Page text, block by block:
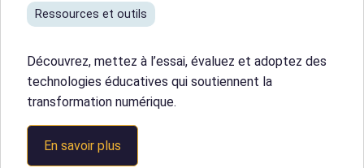
Ressources et outils
Découvrez, mettez à l’essai, évaluez et adoptez des
technologies éducatives qui soutiennent la
transformation numérique.
En savoir plus